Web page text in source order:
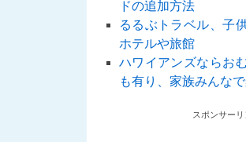
ドの追加方法
るるぶトラベル、子
ホテルや旅館
ハワイアンズならお
も有り、家族みんな
スポンサーリ